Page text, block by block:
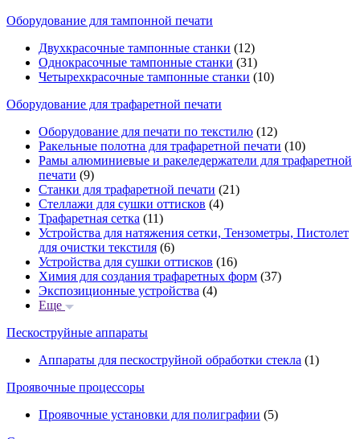
Оборудование для тампонной печати
Двухкрасочные тампонные станки (12)
Однокрасочные тампонные станки (31)
Четырехкрасочные тампонные станки (10)
Оборудование для трафаретной печати
Оборудование для печати по текстилю (12)
Ракельные полотна для трафаретной печати (10)
Рамы алюминиевые и ракеледержатели для трафаретной
печати (9)
Станки для трафаретной печати (21)
Стеллажи для сушки оттисков (4)
Трафаретная сетка (11)
Устройства для натяжения сетки, Тензометры, Пистолет
для очистки текстиля (6)
Устройства для сушки оттисков (16)
Химия для создания трафаретных форм (37)
Экспозиционные устройства (4)
Еще
Пескоструйные аппараты
Аппараты для пескоструйной обработки стекла (1)
Проявочные процессоры
Проявочные установки для полиграфии (5)